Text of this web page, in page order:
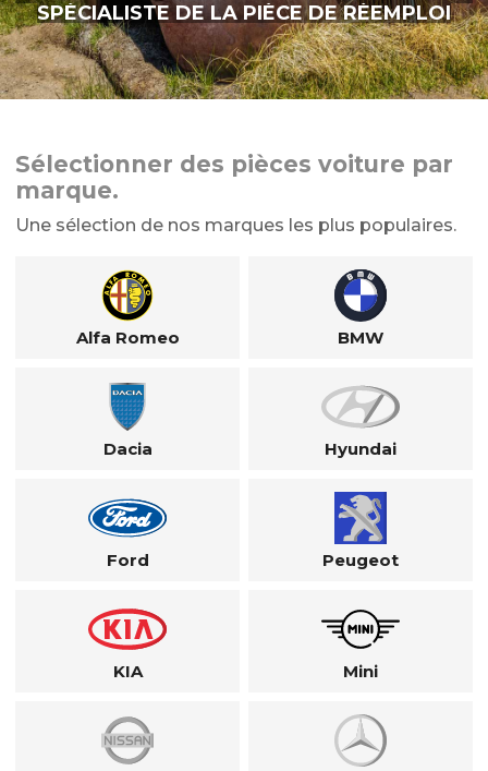
SPÉCIALISTE DE LA PIÈCE DE RÉEMPLOI
Sélectionner des pièces voiture par
marque.
Une sélection de nos marques les plus populaires.
Alfa Romeo BMW
Dacia Hyundai
Ford Peugeot
KIA Mini